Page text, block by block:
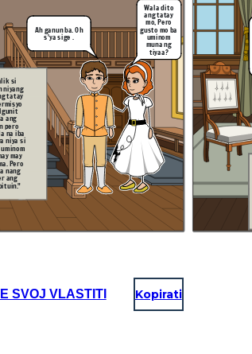
Ah ganun ba. Oh
s'ya sige .
Wala dito
ang tatay
mo, Pero
gusto mo ba
uminom
muna ng
tiyaa?
si
niyang
tatay
ang
pero
na iba
niya si
may
Pero
nang
ang
SVOJ VLASTITI Kopirati